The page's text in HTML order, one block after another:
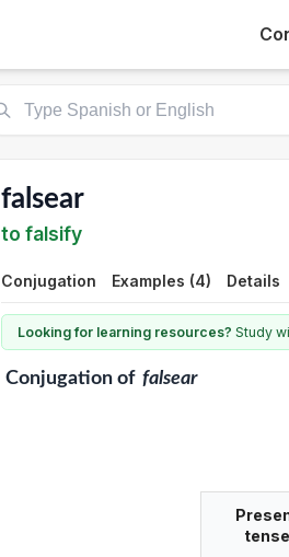
falsear
to falsify
Conjugation Examples (4) Details
Looking for learning resources? Study
Conjugationof falsear
tense